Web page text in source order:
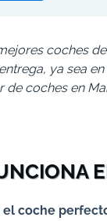
coches
ya sea
de coches en
el coche